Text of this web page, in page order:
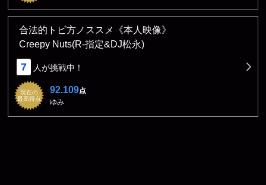
合法的トビ方ノススメ《本人映像》
Creepy Nuts(R-指定&DJ松永)
7 人が挑戦中！
現在の
最高得点
92.109点
ゆみ